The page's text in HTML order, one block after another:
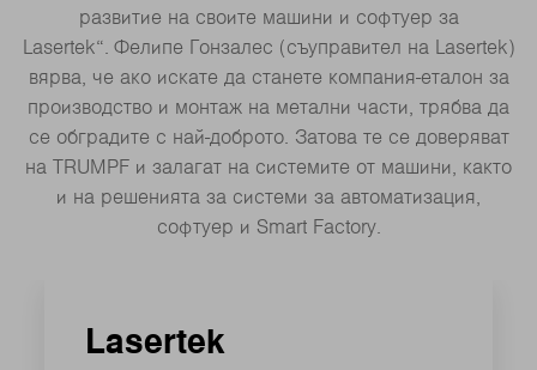
развитие на своите машини и софтуер за
Lasertek“. Фелипе Гонзалес (съуправител на Lasertek)
вярва, че ако искате да станете компания-еталон за
производство и монтаж на метални части, трябва да
се обградите с най-доброто. Затова те се доверяват
на TRUMPF и залагат на системите от машини, както
и на решенията за системи за автоматизация,
софтуер и Smart Factory.
Lasertek